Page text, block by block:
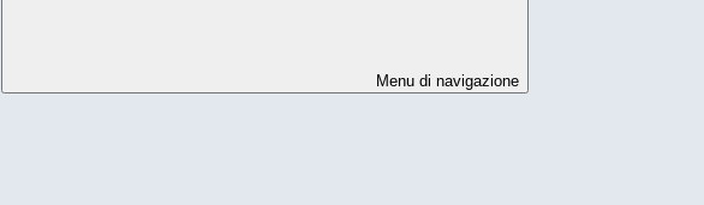
Menu di navigazione